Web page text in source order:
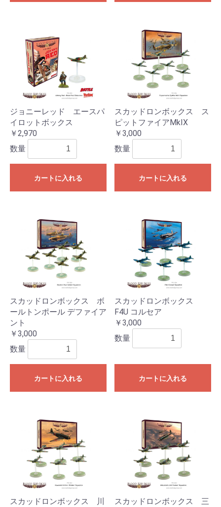
ジョニーレッド エースパ
イロットボックス
￥2,970
数量
カートに入れる
スカッドロンボックス ス
ピットファイアMkIX
￥3,000
数量
カートに入れる
スカッドロンボックス ボ
ールトンポール デファイア
ント
￥3,000
数量
カートに入れる
スカッドロンボックス
F4U コルセア
￥3,000
数量
カートに入れる
スカッドロンボックス 川
スカッドロンボックス 三